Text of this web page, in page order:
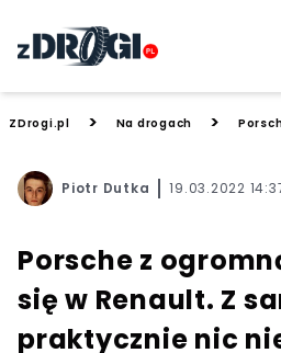
ZDrogi.pl > Na drogach >
Piotr Dutka 19.03.2022
Porsche z
się w Renault. Z
praktycznie nic